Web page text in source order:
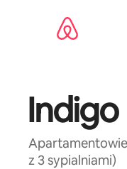
Indigo
z 3 sypialniami)